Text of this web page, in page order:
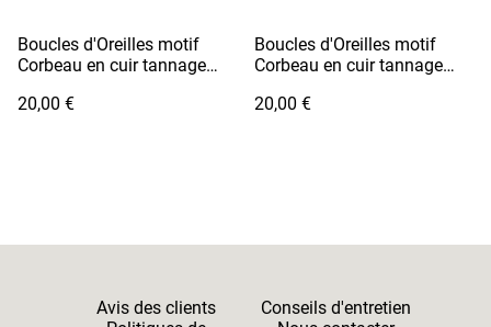
Boucles d'Oreilles motif
Corbeau en cuir tannage
& Orange
20,00 €
Boucles d'Oreilles motif
Corbeau en cuir tannage
Vert Pomme
20,00 €
Avis des clients
Conseils d'entretien